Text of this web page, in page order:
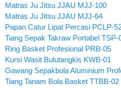
Matras Ju Jitsu JJAU MJJ-100
Matras Ju Jitsu JJAU MJJ-64
Papan Catur Lipat Percasi PCLP-
Tiang Sepak Takraw Portabel TSP-
Ring Basket Profesional PRB-05
Kursi Wasit Bulutangkis KWB-01
Gawang Sepakbola Aluminium
Tiang Tanam Bola Basket TTBB-02